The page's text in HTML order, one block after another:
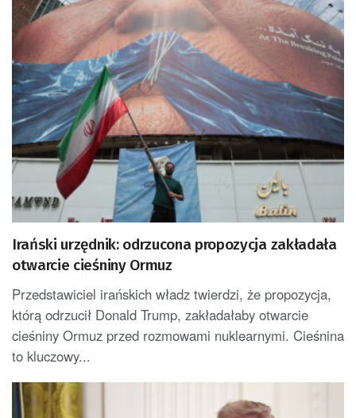
Irański urzędnik: odrzucona propozycja zakładała
otwarcie cieśniny Ormuz
Przedstawiciel irańskich władz twierdzi, że propozycja,
którą odrzucił Donald Trump, zakładałaby otwarcie
cieśniny Ormuz przed rozmowami nuklearnymi. Cieśnina
to kluczowy...